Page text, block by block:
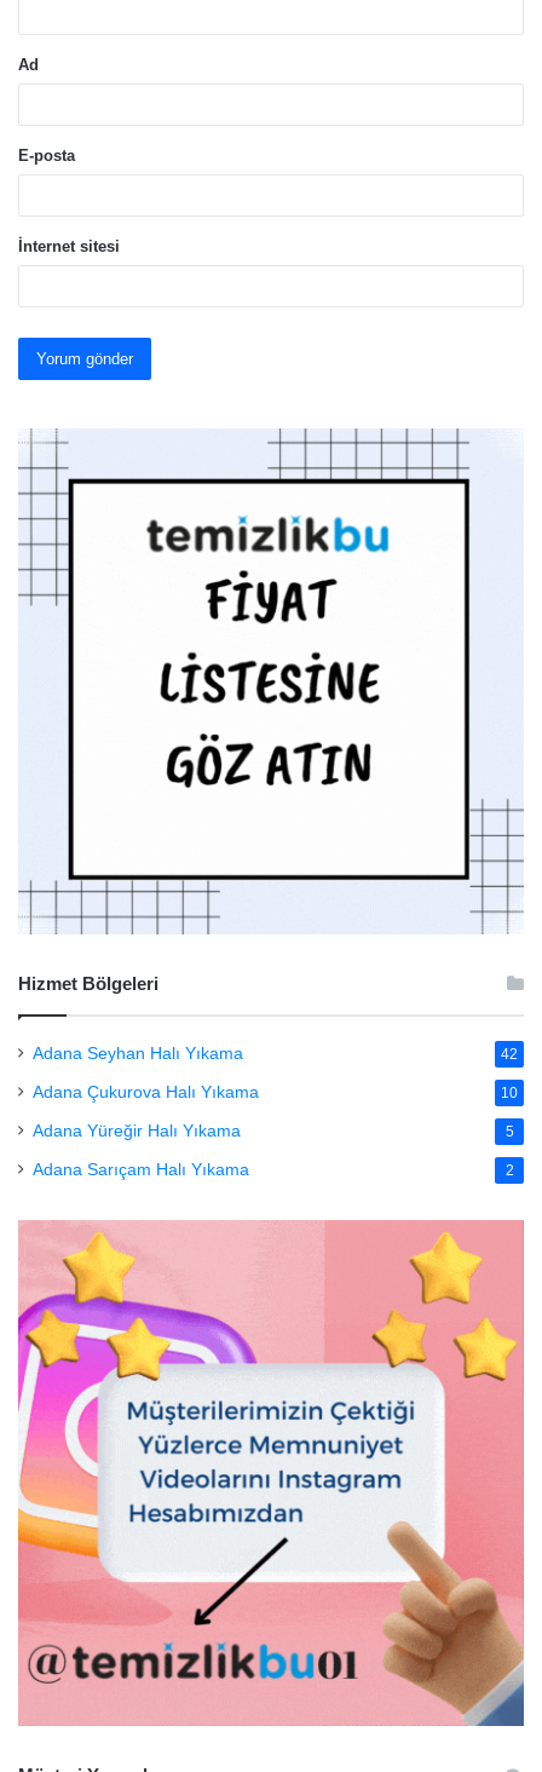
Ad
E-posta
İnternet sitesi
Hizmet Bölgeleri
Adana Seyhan Halı Yıkama 42
Adana Çukurova Halı Yıkama 10
Adana Yüreğir Halı Yıkama 5
Adana Sarıçam Halı Yıkama 2